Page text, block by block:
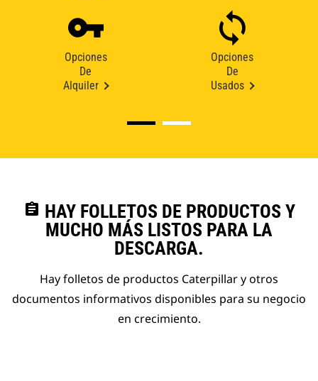
Opciones
De
Alquiler
Opciones
De
Usados
assignment HAY FOLLETOS DE PRODUCTOS Y
MUCHO MÁS LISTOS PARA LA
DESCARGA.
Hay folletos de productos Caterpillar y otros
documentos informativos disponibles para su negocio
en crecimiento.